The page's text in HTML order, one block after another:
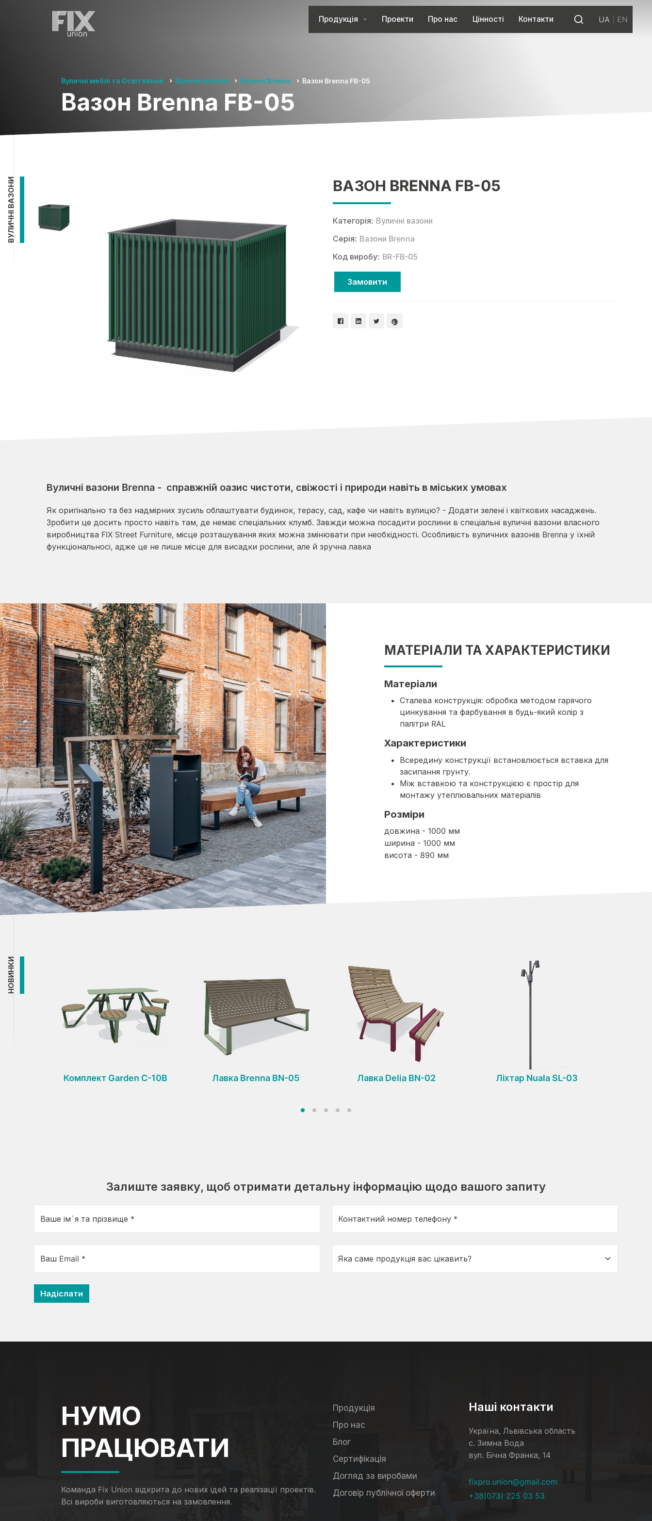
Продукція Проекти Про нас Цінності Контакти UA| EN
Вуличні меблі та Освітлення Вуличні вазони Вазони Brenna Вазон Brenna FB-05
Вазон Brenna FB-05
ВУЛИЧНІ ВАЗОНИ ВАЗОН BRENNA FB-05
Категорія: Вуличні вазони
Серія: Вазони Brenna
Код виробу: BR-FB-05
Замовити
Вуличні вазони Brenna - справжній оазис чистоти, свіжості і природи навіть в міських умовах
Як оригінально та без надмірних зусиль облаштувати будинок, терасу, сад, кафе чи навіть вулицю? - Додати зелені і квіткових насаджень.
Зробити це досить просто навіть там, де немає спеціальних клумб. Завжди можна посадити рослини в спеціальні вуличні вазони власного
виробництва FIX Street Furniture, місце розташування яких можна змінювати при необхідності. Особливість вуличних вазонів Brenna у їхній
функціональносі, адже це не лише місце для висадки рослини, але й зручна лавка
МАТЕРІАЛИ ТА ХАРАКТЕРИСТИКИ
Матеріали
Сталева конструкція: обробка методом гарячого
цинкування та фарбування в будь-який колір з
палітри RAL
Характеристики
Всередину конструкції встановлюється вставка для
засипання грунту.
Між вставкою та конструкцією є простір для
монтажу утеплювальних матеріалів
Розміри
довжина - 1000 мм
ширина - 1000 мм
висота - 890 мм
НОВИНКИ
Комплект Garden C-10B Лавка Brenna BN-05 Лавка Delia BN-02 Ліхтар Nuala SL-03
Залиште заявку, щоб отримати детальну інформацію щодо вашого запиту
Ваше ім`я та прізвище * Контактний номер телефону *
Ваш Email *
НУМО
ПРАЦЮВАТИ
Команда Fix Union відкрита до нових ідей та реалізації проектів.
Всі вироби виготовляються на замовлення.
Продукція
Про нас
Блог
Сертифікація
Догляд за виробами
Договір публічної оферти
Наші контакти
Україна, Львівська область
с. Зимна Вода
вул. Бічна Франка, 14
fixpro.union@gmail.com
+38(073) 225 03 53